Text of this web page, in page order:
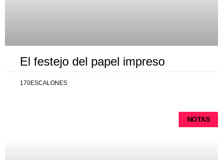
El festejo del papel impreso
170ESCALONES
NOTAS